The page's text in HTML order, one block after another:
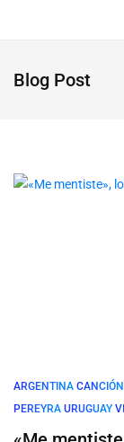
Blog Post
ARGENTINA CANCIÓN
PEREYRA URUGUAY